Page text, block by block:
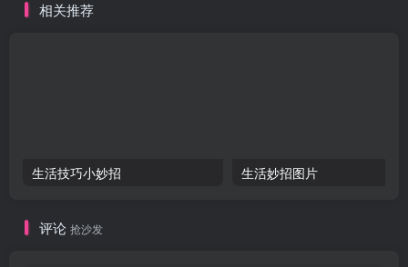
相关推荐
生活技巧小妙招 生活妙招图片
评论 抢沙发